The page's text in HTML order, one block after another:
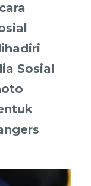
Sosial